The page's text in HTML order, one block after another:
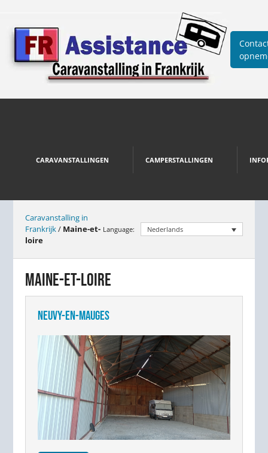
CARAVANSTALLINGEN CAMPERSTALLINGEN
Caravanstalling in
Frankrijk/ Maine-et-
loire
Language: Nederlands
MAINE-ET-LOIRE
NEUVY-EN-MAUGES